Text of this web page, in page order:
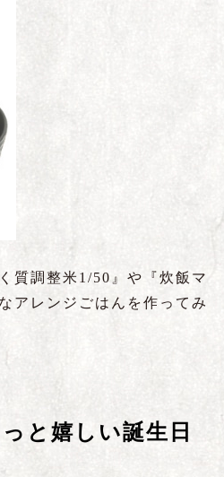
質調整米1/50』や『炊飯マ
アレンジごはんを作ってみ
と嬉しい誕生日